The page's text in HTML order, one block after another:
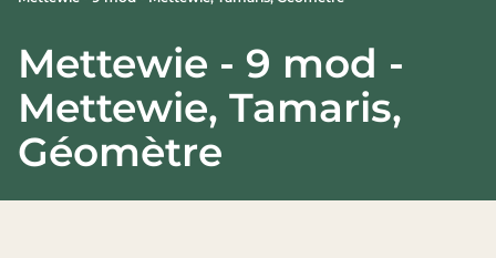
Mettewie - 9 mod -
Mettewie, Tamaris,
Géomètre